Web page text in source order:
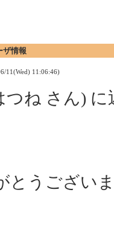
ザ情報
11(Wed) 11:06:46)
つね さん) に
とうござい